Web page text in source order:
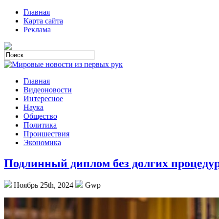
Главная
Карта сайта
Реклама
Главная
Видеоновости
Интересное
Наука
Общество
Политика
Проишествия
Экономика
Подлинный диплом без долгих
Ноябрь 25th, 2024 Gwp